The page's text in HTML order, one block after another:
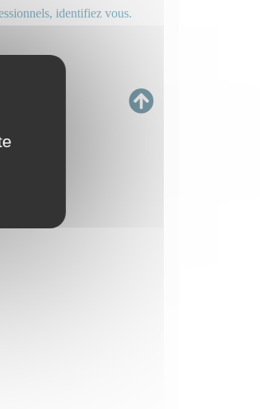
identifiez vous.